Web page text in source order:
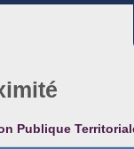
Publique